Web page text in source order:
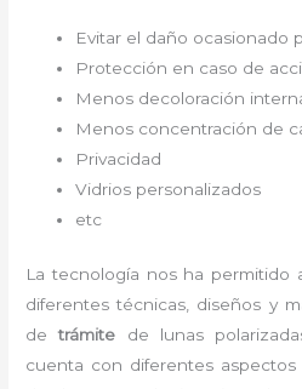
Evitar el daño ocasionado
Protección en caso de
Menos decoloración
Menos concentración de
Privacidad
Vidrios personalizados
etc
La tecnología nos ha permitido
diferentes técnicas, diseños y
detrámite de lunas
cuenta con diferentes aspectos